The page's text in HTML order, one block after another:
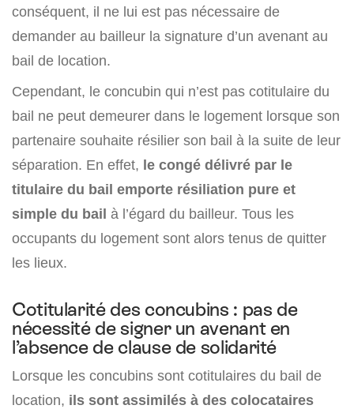
conséquent, il ne lui est pas nécessaire de
demander au bailleur la signature d’un avenant au
bail de location.
Cependant, le concubin qui n’est pas cotitulaire du
bail ne peut demeurer dans le logement lorsque son
partenaire souhaite résilier son bail à la suite de leur
séparation. En effet, le congé délivré par le
titulaire du bail emporte résiliation pure et
simple du bail à l’égard du bailleur. Tous les
occupants du logement sont alors tenus de quitter
les lieux.
Cotitularité des concubins : pas de
nécessité de signer un avenant en
l’absence de clause de solidarité
Lorsque les concubins sont cotitulaires du bail de
location, ils sont assimilés à des colocataires